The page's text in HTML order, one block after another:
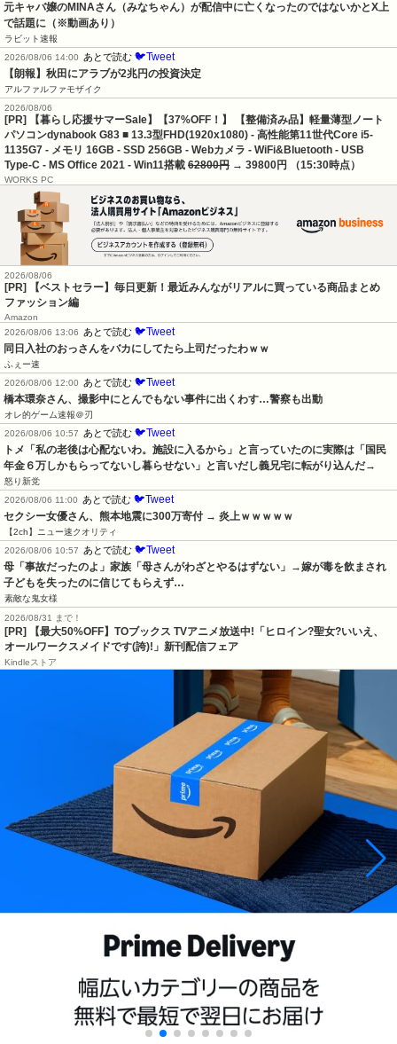
元キャバ嬢のMINAさん（みなちゃん）が配信中に亡くなったのではないかとX上
で話題に（※動画あり）
ラビット速報
2026/08/06 14:00 あとで読む 🐦Tweet
【朗報】秋田にアラブが2兆円の投資決定
アルファルファモザイク
2026/08/06
[PR] 【暮らし応援サマーSale】【37%OFF！】 【整備済み品】軽量薄型ノート
パソコンdynabook G83 ■ 13.3型FHD(1920x1080) - 高性能第11世代Core i5-
1135G7 - メモリ 16GB - SSD 256GB - Webカメラ - WiFi&Bluetooth - USB
Type-C - MS Office 2021 - Win11搭載 62800円 → 39800円 （15:30時点）
WORKS PC
2026/08/06
[PR] 【ベストセラー】毎日更新！最近みんながリアルに買っている商品まとめ
ファッション編
Amazon
2026/08/06 13:06
あとで読む 🐦Tweet
同日入社のおっさんをバカにしてたら上司だったわｗｗ
ふぇー速
2026/08/06 12:00
あとで読む 🐦Tweet
橋本環奈さん、撮影中にとんでもない事件に出くわす…警察も出動
オレ的ゲーム速報＠刃
2026/08/06 10:57
あとで読む 🐦Tweet
トメ「私の老後は心配ないわ。施設に入るから」と言っていたのに実際は「国民
年金６万しかもらってないし暮らせない」と言いだし義兄宅に転がり込んだ→
怒り新党
2026/08/06 11:00
あとで読む 🐦Tweet
セクシー女優さん、熊本地震に300万寄付 → 炎上ｗｗｗｗｗ
【2ch】ニュー速クオリティ
2026/08/06 10:57
あとで読む 🐦Tweet
母「事故だったのよ」家族「母さんがわざとやるはずない」→嫁が毒を飲まされ
子どもを失ったのに信じてもらえず…
素敵な鬼女様
2026/08/31 まで！
[PR] 【最大50%OFF】TOブックス TVアニメ放送中!「ヒロイン?聖女?いいえ、
オールワークスメイドです(誇)!」新刊配信フェア
Kindleストア